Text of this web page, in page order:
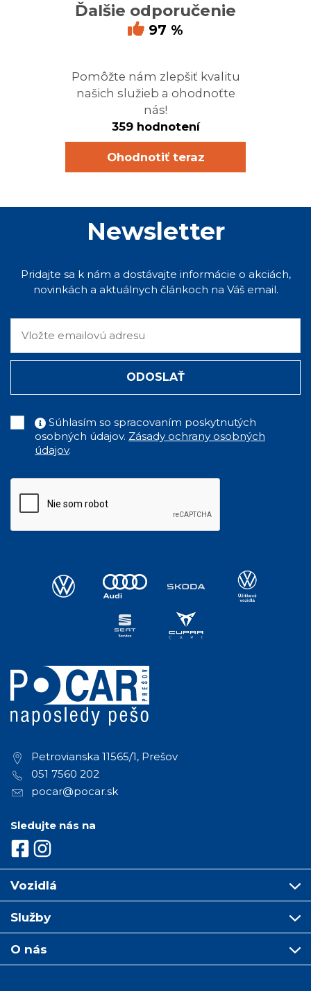
Ďalšie odporučenie
97 %
Pomôžte nám zlepšiť kvalitu
našich služieb a ohodnoťte
nás!
359 hodnotení
Ohodnotiť teraz
Newsletter
Pridajte sa k nám a dostávajte informácie o akciách,
novinkách a aktuálnych článkoch na Váš email.
ODOSLAŤ
Súhlasím so spracovaním poskytnutých
osobných údajov. Zásady ochrany osobných
údajov.
Petrovianska 11565/1, Prešov
051 7560 202
pocar@pocar.sk
Sledujte nás na
Vozidlá
Služby
O nás